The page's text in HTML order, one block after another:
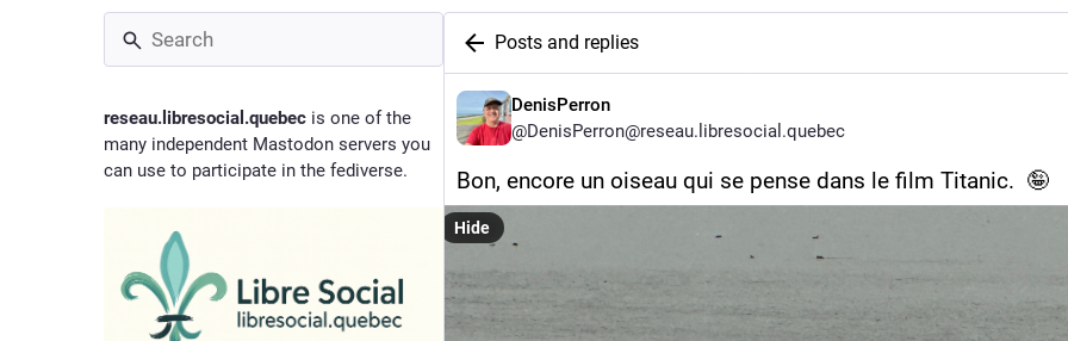
reseau.libresocial.quebec is one of the
many independent Mastodon servers you
can use to participate in the fediverse.
Posts and replies
DenisPerron
@DenisPerron@reseau.libresocial.quebec
Bon, encore un oiseau qui se pense dans le film Titanic.  🤪
Hide